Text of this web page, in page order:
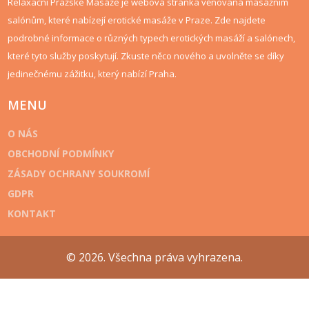
salónům, které nabízejí erotické masáže v Praze. Zde najdete
podrobné informace o různých typech erotických masáží a salónech,
které tyto služby poskytují. Zkuste něco nového a uvolněte se díky
jedinečnému zážitku, který nabízí Praha.
MENU
O NÁS
OBCHODNÍ PODMÍNKY
ZÁSADY OCHRANY SOUKROMÍ
GDPR
KONTAKT
© 2026. Všechna práva vyhrazena.